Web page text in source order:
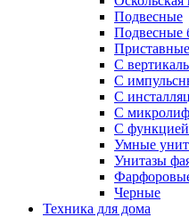
Подвесные
Подвесные
Приставные
С
С
С
С
С
Умные
Унитазы
Черные
Техника для дома